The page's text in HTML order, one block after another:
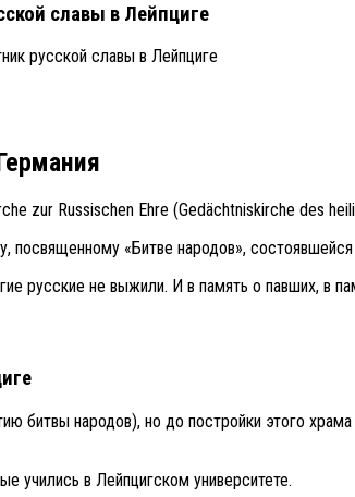
славы в Лейпциге
русской славы в Лейпциге
zur Russischen Ehre (Gedächtniskirche des
посвященному «Битве народов»,
русские не выжили. И в память о павших, в
битвы народов), но до постройки этого
учились в Лейпцигском университете.